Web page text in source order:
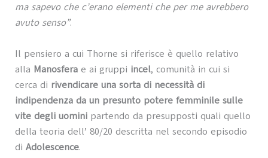
ma sapevo che c’erano elementi che per me avrebbero
avuto senso”.
Il pensiero a cui Thorne si riferisce è quello relativo
alla Manosferae ai gruppi incel, comunità in cui si
cerca di rivendicare una sorta di necessità di
indipendenza da un presunto potere femminile sulle
vite degli uominipartendo da presupposti quali quello
della teoria dell’ 80/20 descritta nel secondo episodio
di Adolescence.